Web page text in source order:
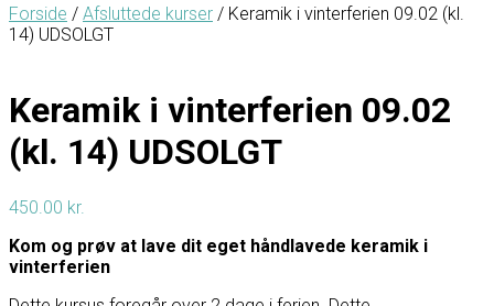
Forside / Afsluttede kurser / Keramik i vinterferien 09.02 (kl.
14) UDSOLGT
Keramik i vinterferien 09.02
(kl. 14) UDSOLGT
450.00 kr.
Kom og prøv at lave dit eget håndlavede keramik i
vinterferien